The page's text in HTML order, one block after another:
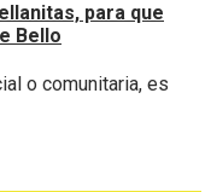
para que
Bello
o comunitaria, es